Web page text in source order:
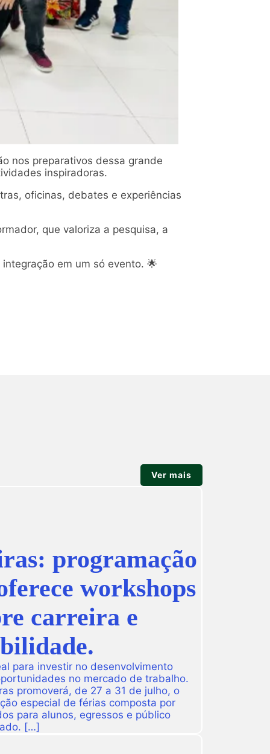
nos preparativos dessa grande
inspiradoras.
oficinas, debates e experiências
que valoriza a pesquisa, a
em um só evento. 🌟
Ver mais
programação
workshops
carreira e
para investir no desenvolvimento
no mercado de trabalho.
promoverá, de 27 a 31 de julho, o
especial de férias composta por
para alunos, egressos e público
[…]